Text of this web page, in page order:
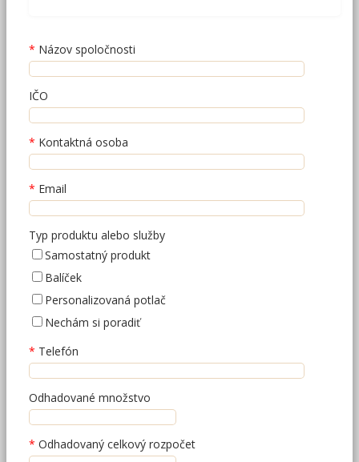
Názov spoločnosti
IČO
Kontaktná osoba
Email
Typ produktu alebo služby
Samostatný produkt
Balíček
Personalizovaná potlač
Nechám si poradiť
Telefón
Odhadované množstvo
Odhadovaný celkový rozpočet